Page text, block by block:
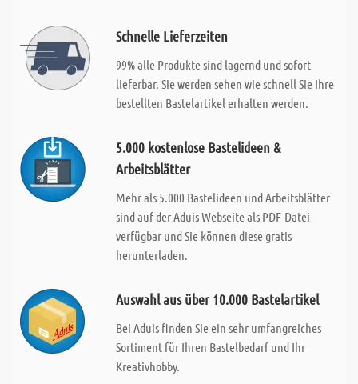
Schnelle Lieferzeiten
99% alle Produkte sind lagernd und sofort
lieferbar. Sie werden sehen wie schnell Sie Ihre
bestellten Bastelartikel erhalten werden.
5.000 kostenlose Bastelideen &
Arbeitsblätter
Mehr als 5.000 Bastelideen und Arbeitsblätter
sind auf der Aduis Webseite als PDF-Datei
verfügbar und Sie können diese gratis
herunterladen.
Auswahl aus über 10.000 Bastelartikel
Bei Aduis finden Sie ein sehr umfangreiches
Sortiment für Ihren Bastelbedarf und Ihr
Kreativhobby.